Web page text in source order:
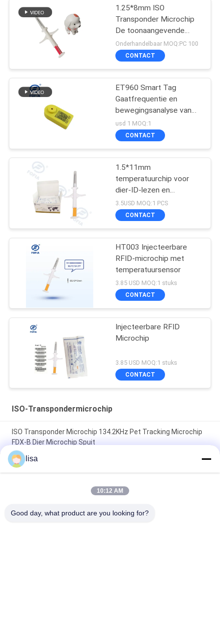
1.25*8mm ISO
Transponder Microchip
De toonaangevende
oplossing voor
identificatiebehoeften
Onderhandelbaar MOQ:PC 100
CONTACT
ET960 Smart Tag
Gaatfrequentie en
bewegingsanalyse van
dieren
usd 1 MOQ:1
CONTACT
1.5*11mm
temperatuurchip voor
dier-ID-lezen en
lichaamstemperatuur
3.5USD MOQ:1 PCS
CONTACT
HT003 Injecteerbare
RFID-microchip met
temperatuursensor
3.85 USD MOQ:1 stuks
CONTACT
Injecteerbare RFID
Microchip
3.85 USD MOQ:1 stuks
CONTACT
ISO-Transpondermicrochip
ISO Transponder Microchip 134.2KHz Pet Tracking Microchip
FDX-B Dier Microchip Spuit
ISO-van de Markerings de Injecteerbare Chips Animal
Microchip Syringe For van Rfid van de Normmicrochip van de
het Veemicrochip Injecteerbare Transponder
Universele EO gesteriliseerd 15-cijferig nummer
lisa
10:12 AM
Good day, what product are you looking for?